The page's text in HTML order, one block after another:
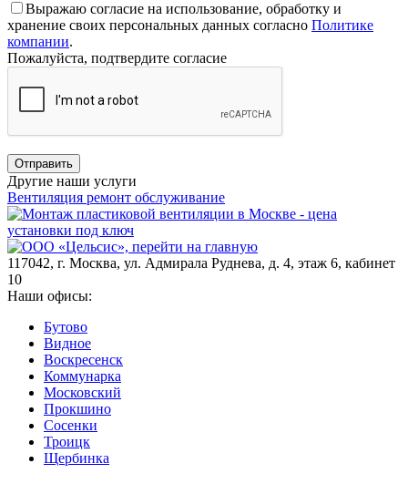
Выражаю согласие на использование, обработку и
хранение своих персональных данных согласно Политике
компании.
Пожалуйста, подтвердите согласие
Отправить
Другие наши услуги
Вентиляция ремонт обслуживание
117042, г. Москва, ул. Адмирала Руднева, д. 4, этаж 6, кабинет
10
Наши офисы:
Бутово
Видное
Воскресенск
Коммунарка
Московский
Прокшино
Сосенки
Троицк
Щербинка